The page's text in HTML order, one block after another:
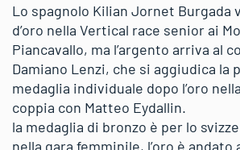
Lo spagnolo Kilian Jornet Burgada
d’oro nella Vertical race senior ai
Piancavallo, ma l’argento arriva al
Damiano Lenzi, che si aggiudica la
medaglia individuale dopo l’oro
coppia con Matteo Eydallin.
la medaglia di bronzo è per lo
nella gara femminile, l’oro è andato